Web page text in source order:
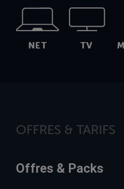
NET TV
OFFRES & TARIFS
Offres & Packs